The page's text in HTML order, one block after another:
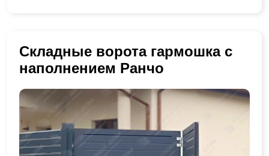
Складные ворота гармошка с
наполнением Ранчо